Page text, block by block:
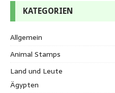
KATEGORIEN
Allgemein
Animal Stamps
Land und Leute
Ägypten